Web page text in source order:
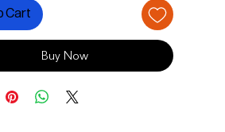
Cart
Buy Now